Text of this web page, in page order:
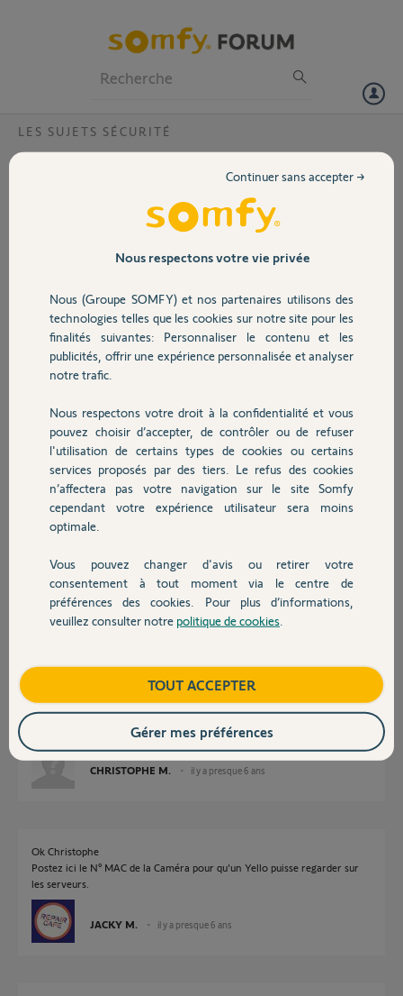
Volet
Sécurité
Domotique
Chauffage
Autres produits
Devis avec un pro
Contact
LES SUJETS SÉCURITÉ
problème installation camera
Acheter une caméra indoor
Je voulais la connecte sur l’application my fox Security mai pas
possible message (connecte au réseau aucune erreur mon réseau et
mot de passe mai camera trop éloigne de la box mai je les place juste
Alors J’ai voulu la connecte sur le compte Somfy protect mai message
( cette camera est déjà installée sur un autre compte)
Quoi fait
il y a presque 6 ans
Participer au fil de discussion
Réponses
Bonjour Christophe.
Essayez de faire un arrêt relance de box internet en prenant soin
d'attendre 20 secondes entre l'arrêt et la relance.
Eteint rallumer la box toujours même problème
CHRISTOPHE M. il y a presque 6 ans
Ok Christophe
Postez ici le N° MAC de la Caméra pour qu'un Yello puisse regarder sur
les serveurs.
JACKY M. il y a presque 6 ans
Nous respectons votre vie privée
Nous (Groupe SOMFY) et nos partenaires utilisons des
technologies telles que les cookies sur notre site pour les
finalités suivantes: Personnaliser le contenu et les
publicités, offrir une expérience personnalisée et analyser
notre trafic.
Nous respectons votre droit à la confidentialité et vous
pouvez choisir d’accepter, de contrôler ou de refuser
l'utilisation de certains types de cookies ou certains
services proposés par des tiers. Le refus des cookies
n’affectera pas votre navigation sur le site Somfy
cependant votre expérience utilisateur sera moins
optimale.
Vous pouvez changer d'avis ou retirer votre
consentement à tout moment via le centre de
préférences des cookies. Pour plus d’informations,
veuillez consulter notre politique de cookies
Continuer sans accepter →
TOUT ACCEPTER
Gérer mes préférences